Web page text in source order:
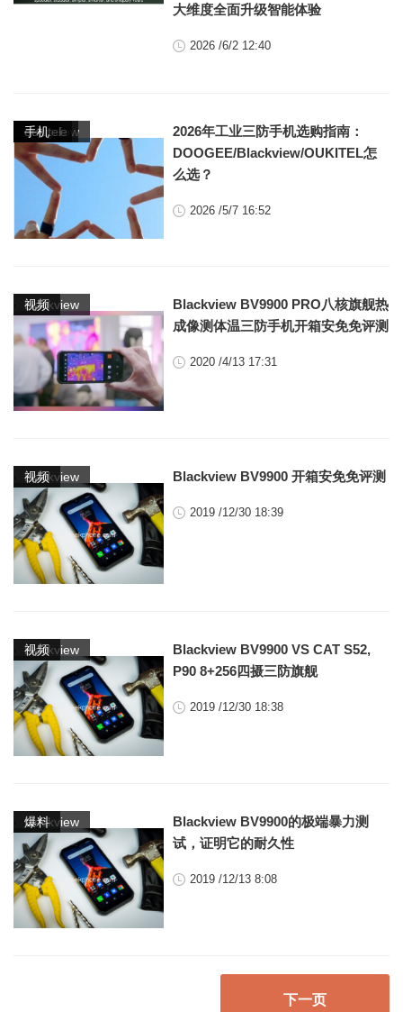
大维度全面升级智能体验
2026 /6/2 12:40
blackview
doogee
oukitel
,手机
2026年工业三防手机选购指南：
DOOGEE/Blackview/OUKITEL怎
么选？
2026 /5/7 16:52
blackview
视频
Blackview BV9900 PRO八核旗舰热
成像测体温三防手机开箱安免免评测
2020 /4/13 17:31
blackview
视频 Blackview BV9900 开箱安免免评测
2019 /12/30 18:39
blackview
视频
Blackview BV9900 VS CAT S52,
P90 8+256四摄三防旗舰
2019 /12/30 18:38
blackview
爆料
Blackview BV9900的极端暴力测
试，证明它的耐久性
2019 /12/13 8:08
下一页